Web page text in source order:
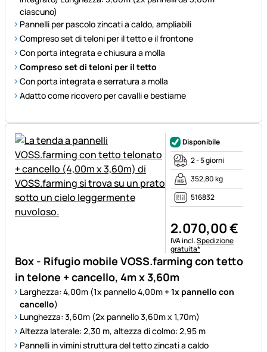
ciascuno)
Pannelli per pascolo zincati a caldo, ampliabili
Compreso set di teloni per il tetto e il frontone
Con porta integrata e chiusura a molla
Compreso set di teloni per il tetto
Con porta integrata e serratura a molla
Adatto come ricovero per cavalli e bestiame
Box - Rifugio mobile VOSS.farming con tetto
in telone + cancello, 4m x 3,60m
Larghezza: 4,00m (1x pannello 4,00m +1x pannello con
cancello)
Lunghezza: 3,60m (2x pannello 3,60m x 1,70m)
Altezza laterale: 2,30 m, altezza di colmo: 2,95 m
Pannelli in vimini struttura del tetto zincati a caldo
Disponibile
2 - 5 giorni
352,80 kg
516832
2.070,00€
Informazioni fiscali:
IVA incl.Spedizione
gratuita*